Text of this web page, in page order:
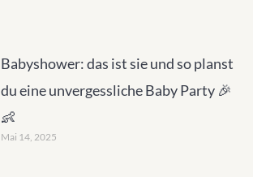
Babyshower: das ist sie und so planst
du eine unvergessliche Baby Party 🎉
👶
Mai 14, 2025